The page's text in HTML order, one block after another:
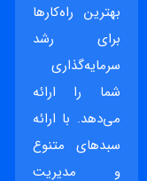
بهترین راه‌کارها
برای رشد
سرمایه‌گذاری
شما را ارائه
می‌دهد. با ارائه
سبدهای متنوع
و مدیریت